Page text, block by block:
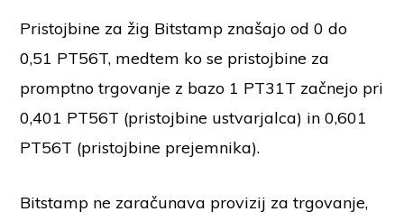
Pristojbine za žig Bitstamp znašajo od 0 do
0,51 PT56T, medtem ko se pristojbine za
promptno trgovanje z bazo 1 PT31T začnejo pri
0,401 PT56T (pristojbine ustvarjalca) in 0,601
PT56T (pristojbine prejemnika).
Bitstamp ne zaračunava provizij za trgovanje,